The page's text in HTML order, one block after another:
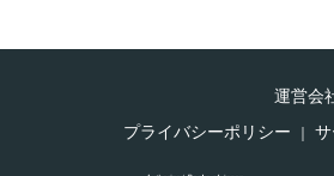
運営会
プライバシーポリシー